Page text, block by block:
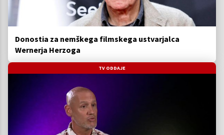
Donostia za nemškega filmskega ustvarjalca
Wernerja Herzoga
TV ODDAJE